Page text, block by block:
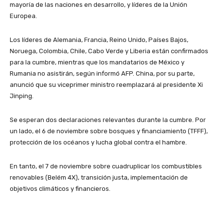
mayoría de las naciones en desarrollo, y líderes de la Unión
Europea.
Los líderes de Alemania, Francia, Reino Unido, Países Bajos,
Noruega, Colombia, Chile, Cabo Verde y Liberia están confirmados
para la cumbre, mientras que los mandatarios de México y
Rumania no asistirán, según informó AFP. China, por su parte,
anunció que su viceprimer ministro reemplazará al presidente Xi
Jinping.
Se esperan dos declaraciones relevantes durante la cumbre. Por
un lado, el 6 de noviembre sobre bosques y financiamiento (TFFF),
protección de los océanos y lucha global contra el hambre.
En tanto, el 7 de noviembre sobre cuadruplicar los combustibles
renovables (Belém 4X), transición justa, implementación de
objetivos climáticos y financieros.